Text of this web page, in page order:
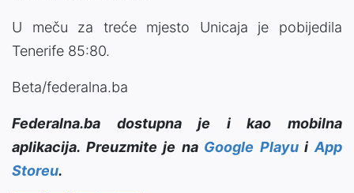
U meču za treće mjesto Unicaja je pobijedila
Tenerife 85:80.
Beta/federalna.ba
Federalna.ba dostupna je i kao mobilna
aplikacija. Preuzmite je na Google PlayuiApp
Storeu.